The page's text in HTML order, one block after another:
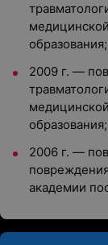
образования;
2009 г. —
образования;
2006 г. —
академии